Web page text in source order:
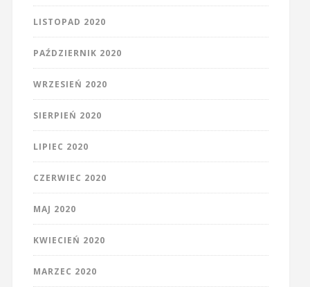
LISTOPAD 2020
PAŹDZIERNIK 2020
WRZESIEŃ 2020
SIERPIEŃ 2020
LIPIEC 2020
CZERWIEC 2020
MAJ 2020
KWIECIEŃ 2020
MARZEC 2020